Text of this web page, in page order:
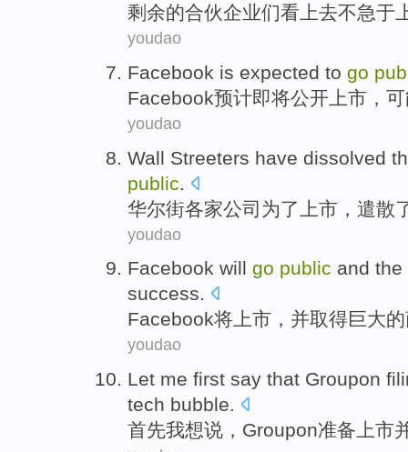
剩余的合伙企业们看上去不急于
youdao
Facebook is expected to go
Facebook预计即将公开 上市 ，
youdao
Wall Streeters have dissolved
public
华尔街各家公司为了上市， 遣散
youdao
Facebook will go public and the
success.
Facebook将 上市 ， 并取得巨大的
youdao
Let me first say that Groupon
tech bubble.
首先我想说 ， Groupon准备 上市